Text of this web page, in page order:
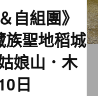
自組團》
族聖地稻城
娘山．木
日